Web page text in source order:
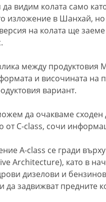
видим колата само
изложение в Шанхай, но
на колата ще
между продуктовия
и височината на
вариант.
да очакваме сходен
от C-class, сочи
A-class се гради
Architecture), като в
дизелови и
задвижват предните